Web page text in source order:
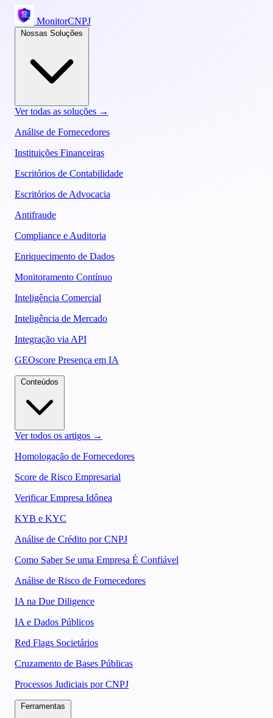
MonitorCNPJ
Ver todas as soluções →
Análise de Fornecedores
Instituições Financeiras
Escritórios de Contabilidade
Escritórios de Advocacia
Antifraude
Compliance e Auditoria
Enriquecimento de Dados
Monitoramento Contínuo
Inteligência Comercial
Inteligência de Mercado
Integração via API
GEOscore Presença em IA
Ver todos os artigos →
Homologação de Fornecedores
Score de Risco Empresarial
Verificar Empresa Idônea
KYB e KYC
Análise de Crédito por CNPJ
Como Saber Se uma Empresa É Confiável
Análise de Risco de Fornecedores
IA na Due Diligence
IA e Dados Públicos
Red Flags Societários
Cruzamento de Bases Públicas
Processos Judiciais por CNPJ